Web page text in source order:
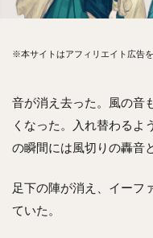
※本サイトはアフィリエイト広告を
音が消え去った。風の音
くなった。入れ替わるよ
の瞬間には風切りの轟音
足下の陣が消え、イーフ
ていた。